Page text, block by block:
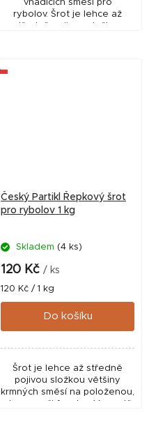
vnadících směsí pro
rybolov. Šrot je lehce až
Český Partikl Řepkový šrot
pro rybolov 1 kg
Skladem (4 ks)
120 Kč / ks
Měrná
cena:
120 Kč / 1 kg
Do košíku
Šrot je lehce až středně
pojivou složkou většiny
krmných směsí na položenou,
plavanou či feeder. Ve vodě